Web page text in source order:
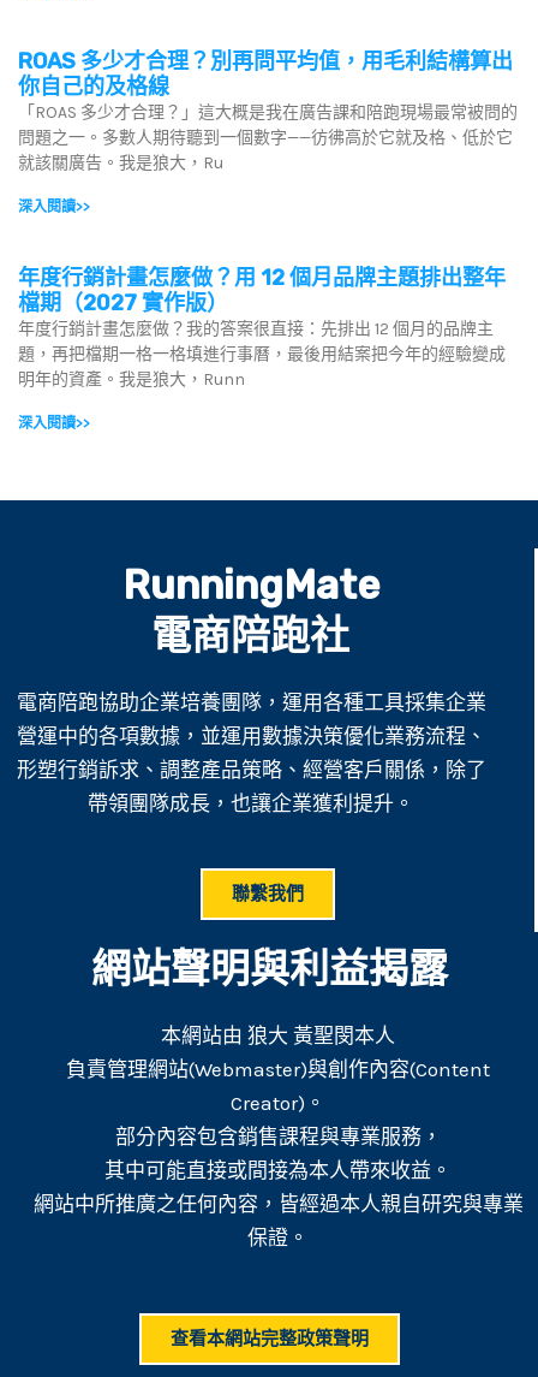
ROAS 多少才合理？別再問平均值，用毛利結構算出
你自己的及格線
「ROAS 多少才合理？」這大概是我在廣告課和陪跑現場最常被問的
問題之一。多數人期待聽到一個數字——彷彿高於它就及格、低於它
就該關廣告。我是狼大，Ru
深入閱讀>>
年度行銷計畫怎麼做？用 12 個月品牌主題排出整年
檔期（2027 實作版）
年度行銷計畫怎麼做？我的答案很直接：先排出 12 個月的品牌主
題，再把檔期一格一格填進行事曆，最後用結案把今年的經驗變成
明年的資產。我是狼大，Runn
深入閱讀>>
RunningMate
電商陪跑社
電商陪跑協助企業培養團隊，運用各種工具採集企業
營運中的各項數據，並運用數據決策優化業務流程、
形塑行銷訴求、調整產品策略、經營客戶關係，除了
帶領團隊成長，也讓企業獲利提升。
聯繫我們
網站聲明與利益揭露
本網站由 狼大 黃聖閔本人
負責管理網站(Webmaster)與創作內容(Content
Creator)。
部分內容包含銷售課程與專業服務，
其中可能直接或間接為本人帶來收益。
網站中所推廣之任何內容，皆經過本人親自研究與專業
保證。
查看本網站完整政策聲明